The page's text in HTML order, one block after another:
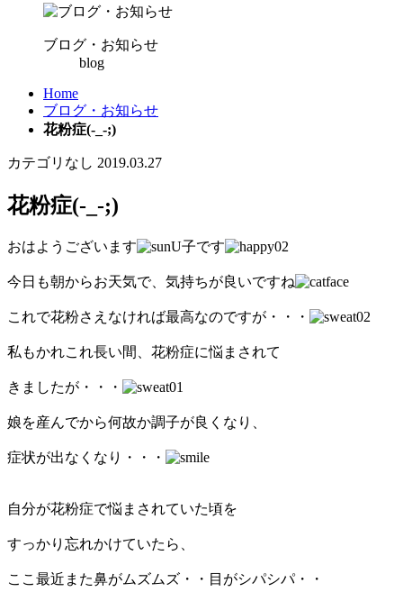
ブログ・お知らせ
blog
Home
ブログ・お知らせ
花粉症(-_-;)
カテゴリなし 2019.03.27
花粉症(-_-;)
おはようございます U子です
今日も朝からお天気で、気持ちが良いですね
これで花粉さえなければ最高なのですが・・・
私もかれこれ長い間、花粉症に悩まされて
きましたが・・・
娘を産んでから何故か調子が良くなり、
症状が出なくなり・・・
自分が花粉症で悩まされていた頃を
すっかり忘れかけていたら、
ここ最近また鼻がムズムズ・・目がシパシパ・・